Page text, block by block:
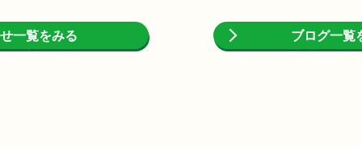
一覧をみる ブログ一覧